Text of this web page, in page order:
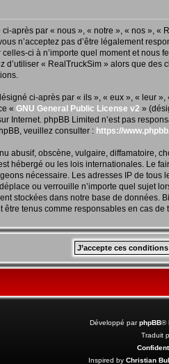
après par « nous », « notre », « nos », «
n’acceptez pas d’être légalement
ci à n’importe quel moment et
d’utiliser « RealTruckSim » alors que
ci-après par « ils », « eux », « leur
« GNU General Public License v2 »
Internet. phpBB Limited n’est pas
veuillez consulter : https://
abusif, obscène, vulgaire, diffamatoire,
hébergé ou les lois internationales. Le
nécessaire. Les adresses IP de
ou verrouille n’importe quel sujet
stockées dans notre base de données.
tenus comme responsables en cas
Développé parphpBB®
Traduit
Inspired by Christian